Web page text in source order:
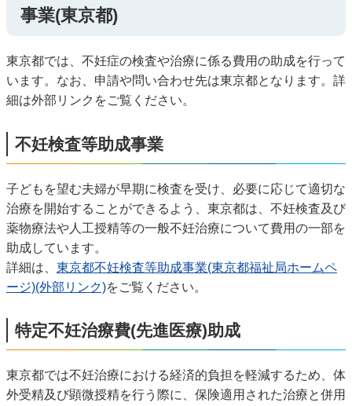
事業(東京都)
東京都では、不妊症の検査や治療に係る費用の助成を行って
います。なお、申請や問い合わせ先は東京都となります。詳
細は外部リンクをご覧ください。
不妊検査等助成事業
子どもを望む夫婦が早期に検査を受け、必要に応じて適切な
治療を開始することができるよう、東京都は、不妊検査及び
薬物療法や人工授精等の一般不妊治療について費用の一部を
助成しています。
詳細は、 東京都不妊検査等助成事業(東京都福祉局ホームペ
ージ)(外部リンク)をご覧ください。
特定不妊治療費(先進医療)助成
東京都では不妊治療における経済的負担を軽減するため、体
外受精及び顕微授精を行う際に、保険適用された治療と併用